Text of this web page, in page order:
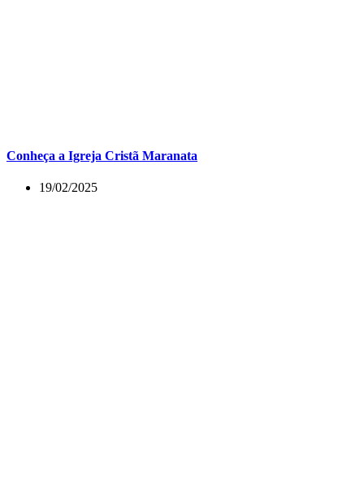
Conheça a Igreja Cristã Maranata
19/02/2025